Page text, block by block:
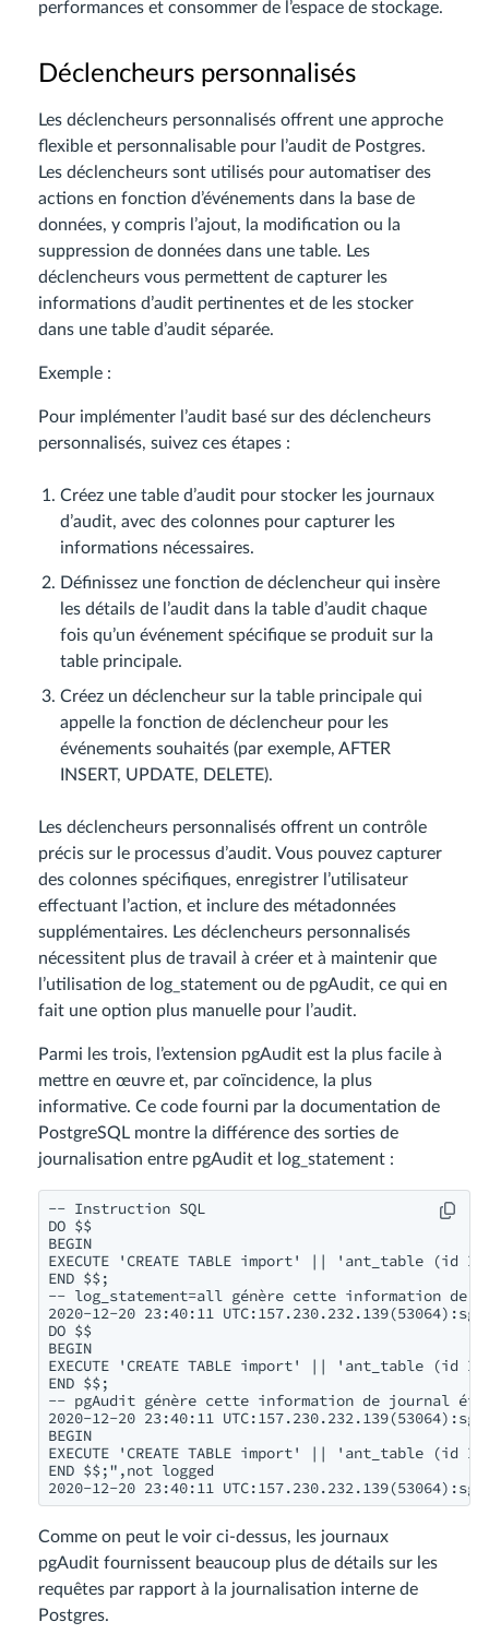
performances et consommer de l’espace de stockage.
Déclencheurs personnalisés
Les déclencheurs personnalisés offrent une approche
flexible et personnalisable pour l’audit de Postgres.
Les déclencheurs sont utilisés pour automatiser des
actions en fonction d’événements dans la base de
données, y compris l’ajout, la modification ou la
suppression de données dans une table. Les
déclencheurs vous permettent de capturer les
informations d’audit pertinentes et de les stocker
dans une table d’audit séparée.
Exemple :
Pour implémenter l’audit basé sur des déclencheurs
personnalisés, suivez ces étapes :
Créez une table d’audit pour stocker les journaux
d’audit, avec des colonnes pour capturer les
informations nécessaires.
Définissez une fonction de déclencheur qui insère
les détails de l’audit dans la table d’audit chaque
fois qu’un événement spécifique se produit sur la
table principale.
Créez un déclencheur sur la table principale qui
appelle la fonction de déclencheur pour les
événements souhaités (par exemple, AFTER
INSERT, UPDATE, DELETE).
Les déclencheurs personnalisés offrent un contrôle
précis sur le processus d’audit. Vous pouvez capturer
des colonnes spécifiques, enregistrer l’utilisateur
effectuant l’action, et inclure des métadonnées
supplémentaires. Les déclencheurs personnalisés
nécessitent plus de travail à créer et à maintenir que
l’utilisation de log_statement ou de pgAudit, ce qui en
fait une option plus manuelle pour l’audit.
Parmi les trois, l’extension pgAudit est la plus facile à
mettre en œuvre et, par coïncidence, la plus
informative. Ce code fourni par la documentation de
PostgreSQL montre la différence des sorties de
journalisation entre pgAudit et log_statement :
-- Instruction SQL
DO $$
BEGIN
EXECUTE 'CREATE TABLE import' || 'ant_table (id
END $$;
-- log_statement=all génère cette information de
2020-12-20 23:40:11
DO $$
BEGIN
EXECUTE 'CREATE TABLE import' || 'ant_table (id
END $$;
-- pgAudit génère cette information de journal
2020-12-20 23:40:11
BEGIN
EXECUTE 'CREATE TABLE import' || 'ant_table (id
END $$;",not logged
Comme on peut le voir ci-dessus, les journaux
pgAudit fournissent beaucoup plus de détails sur les
requêtes par rapport à la journalisation interne de
Postgres.